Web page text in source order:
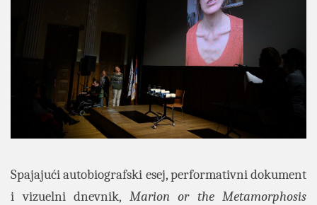
Spajajući autobiografski esej, performativni dokument
i vizuelni dnevnik, Marion or the Metamorphosis